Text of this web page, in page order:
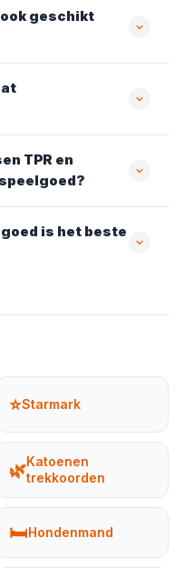
geschikt
TPR en
is het beste
⭐Starmark
🌿Katoenen
trekkoorden
🛏️Hondenmand